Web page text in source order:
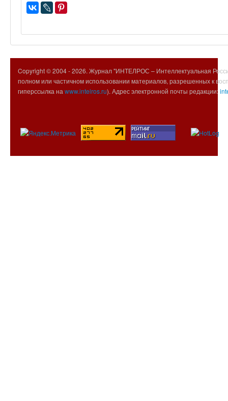
Copyright © 2004 -2026. Журнал "ИНТЕЛРОС – Интеллектуальная
полном или частичном использовании материалов, разрешенных к
гиперссылка на www.intelros.ru). Адрес электронной почты редакции: